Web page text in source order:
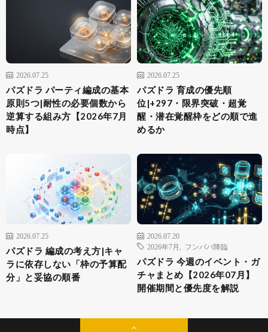
2026.07.25
パズドラ パーティ編成の基本
原則5つ|耐性の必要個数から
逆算する組み方【2026年7月
時点】
2026.07.25
パズドラ 育成の優先順
位|+297・限界突破・超覚
醒・潜在覚醒枠をどの順で進
めるか
2026.07.25
パズドラ 編成の考え方|キャ
ラに依存しない「枠の予算配
分」と妥協の順番
2026.07.20
2026年7月
フンババ降臨
パズドラ 今週のイベント・ガ
チャまとめ【2026年07月】
開催期間と優先度を解説